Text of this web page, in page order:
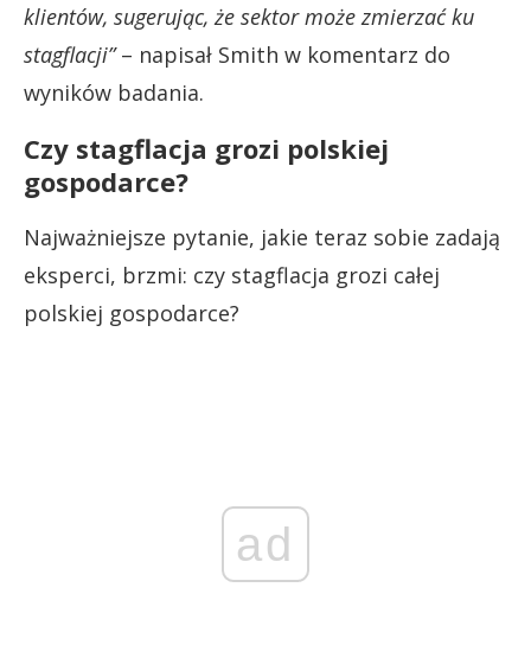
klientów, sugerując, że sektor może zmierzać ku
stagflacji”– napisał Smith w komentarz do
wyników badania.
Czy stagflacja grozi polskiej
gospodarce?
Najważniejsze pytanie, jakie teraz sobie zadają
eksperci, brzmi: czy stagflacja grozi całej
polskiej gospodarce?
ad